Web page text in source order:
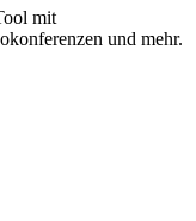
mit
und mehr.